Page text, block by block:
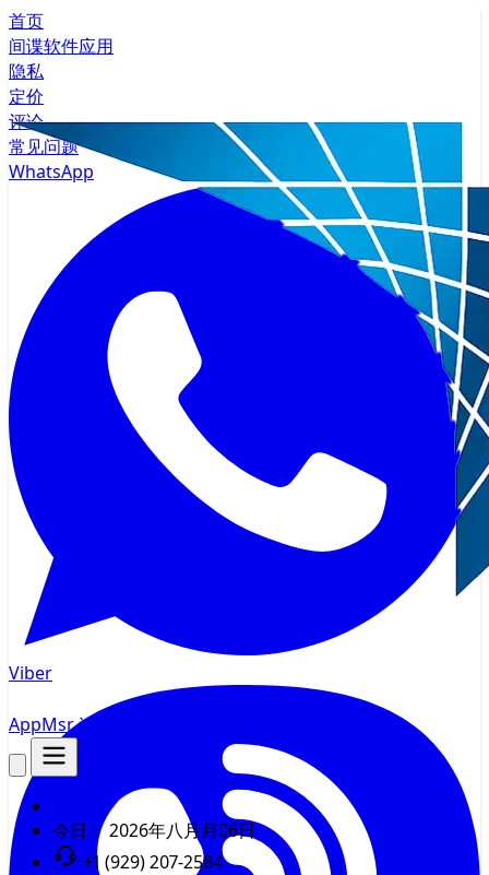
AppMsr追踪器
今日：2026年八月月06日
+1 (929) 207-2584
首页
间谍软件应用
隐私
定价
评论
常见问题
WhatsApp
Viber